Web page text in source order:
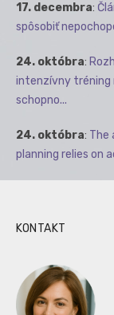
17. decembra:
spôsobiť
24. októbra:
intenzívny tréning
schopno...
24. októbra: The
planning relies on
KONTAKT